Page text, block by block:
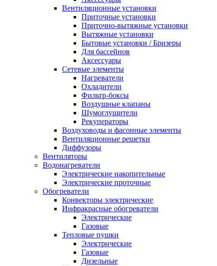
Вентиляционные установки
Приточные установки
Приточно-вытяжные установки
Вытяжные установки
Бытовые установки / Бризеры
Для бассейнов
Аксессуары
Сетевые элементы
Нагреватели
Охладители
Фильтр-боксы
Воздушные клапаны
Шумоглушители
Рекуператоры
Воздуховоды и фасонные элементы
Вентиляционные решетки
Диффузоры
Вентиляторы
Водонагреватели
Электрические накопительные
Электрические проточные
Обогреватели
Конвекторы электрические
Инфракрасные обогреватели
Электрические
Газовые
Тепловые пушки
Электрические
Газовые
Дизельные